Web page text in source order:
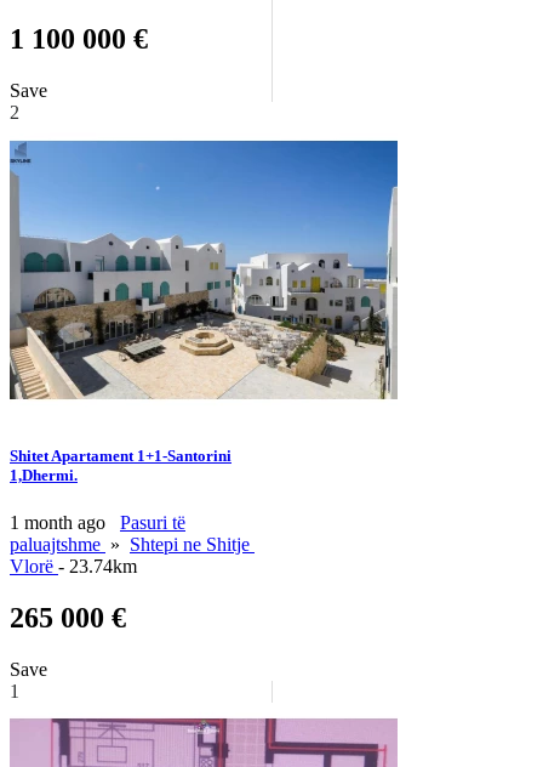
1 100 000 €
Save
2
Shitet Apartament 1+1-Santorini
1,Dhermi.
1 month ago
Pasuri të
paluajtshme » Shtepi ne Shitje
Vlorë - 23.74km
265 000 €
Save
1